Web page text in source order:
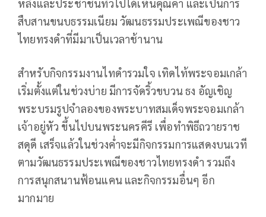
หลังและประชาชนทั่วไปได้เห็นคุณค่า และเป็นการ
สืบสานขนบธรรมเนียม วัฒนธรรมประเพณีของชาว
ไทยทรงดำที่มีมาเป็นเวลาช้านาน
สำหรับกิจกรรมงานไทดำรวมใจ เทิดไท้พระจอมเกล้า
เริ่มตั้งแต่ในช่วงบ่าย มีการจัดริ้วขบวน ธง อัญเชิญ
พระบรมรูปจำลองของพระบาทสมเด็จพระจอมเกล้า
เจ้าอยู่หัว ขึ้นไปบนพระนครคีรี เพื่อทำพิธีถวายราช
สดุดี เสร็จแล้วในช่วงค่ำจะมีกิจกรรมการแสดงบนเวที
ตามวัฒนธรรมประเพณีของชาวไทยทรงดำ รวมถึง
การสนุกสนานฟ้อนแคน และกิจกรรมอื่นๆ อีก
มากมาย